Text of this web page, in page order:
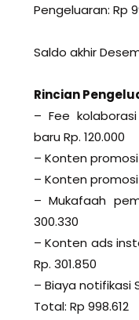
Pengeluaran: Rp
Saldo akhir
Rincian
– Fee
baru Rp. 120.000
– Konten promosi
– Konten
– Mukafaah
300.330
– Konten ads
Rp. 301.850
– Biaya notifikasi
Total: Rp 998.612